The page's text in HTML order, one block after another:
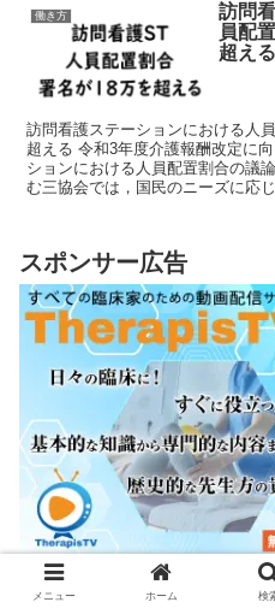
働き方
訪問
員配
超える
訪問看護ステーションにおける人
超える 令和3年度介護報酬改定に
ションにおける人員配置割合の議
む三協会では，国民のニーズに応
スポンサー広告
メニュー ホーム 検